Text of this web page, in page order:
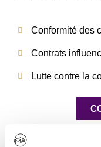
Conformité des
Contrats
Lutte contre la